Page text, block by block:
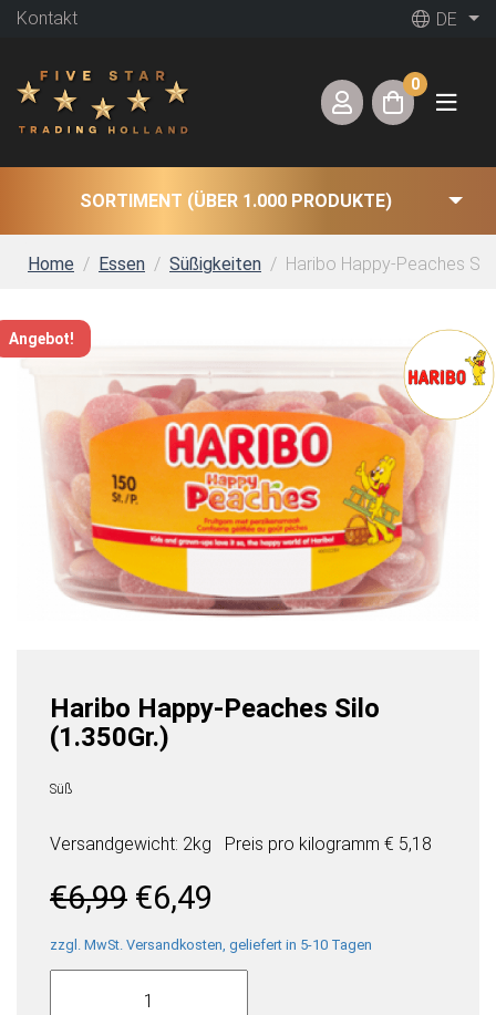
Kontakt DE
0
SORTIMENT (ÜBER 1.000 PRODUKTE)
Home Essen Süßigkeiten Haribo Happy-Peaches
Angebot!
Haribo Happy-Peaches Silo
(1.350Gr.)
Süß
Versandgewicht: 2kg Preis pro kilogramm € 5,18
€6,99 Ursprünglicher
Preis
war:
€6,99
€6,49
ist:
€6,49.
zzgl. MwSt. Versandkosten, geliefert in 5-10 Tagen
Haribo